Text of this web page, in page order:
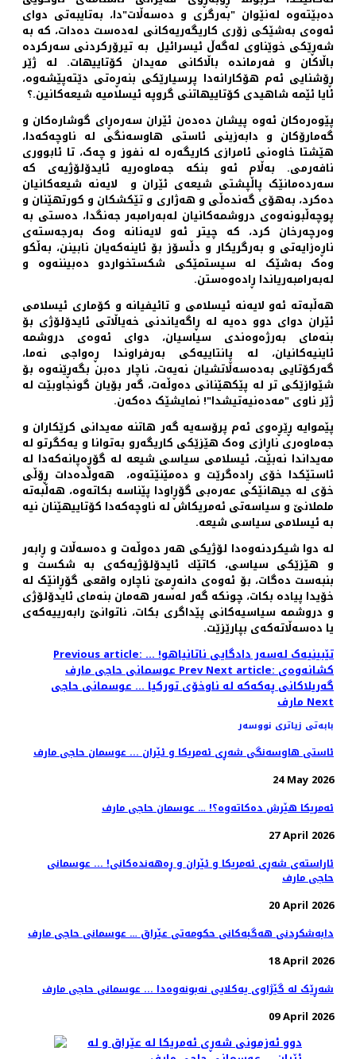
دەبێتەوە لەنێوان "بەرگری و دەسەڵات"دا، بەتایبەتی دوای
ئەوەی بەشێکی زۆری کاریگەریەکانی لەدەست دەدات، کە بە
شەڕێکی خوێناوی لەگەڵ ئیسرائیل بە تیرۆرکردنی سەرکردە
باڵاکان و فەرماندە باڵاکانی مەیدان کۆتاییهات. لە ژێر
ڕۆشنایی ئەم هۆکارانەدا پرسیارێکی بنەڕەتی دێتەپێشەوە،
ئایا ئێمە شاهیدی کۆتاییهاتنی گروپە ئیسلامیە شیعەکانین.؟
پێوەرەکان ئەوە پیشان دەدەن ئێران سەرەڕای گوشارەکان و
گەمارۆکان و دابەزینی ئاستی هاوسەنگی لە ناوچەکەدا،
هێشتا خاوەنی ئامرازی کاریگەرە لە نفوز و چەک، تا ئابووری
نافەرمی. بەڵام ئەو بنکە جەماوەریە ئایدۆلۆژیەی کە
سەردەمانێک پاڵپشتی شیعەی ئێران و لایەنە شیعەکانیان
دەکرد، بەهۆی گەندەڵی و هەژاری و تێکشکان و کورتهێنان و
پوچەڵبونەوەی دروشمەکانیان لەبەرامبەر جەنگدا، دەستی بە
وەرچەرخان کرد، کە چیتر ئەو لایەنانە وەک بەرجەستەی
ناڕەزایەتی و بەرگریکار و دڵسۆز بۆ ئاینەکەیان نابینن، بەڵکو
وەک بەشێک لە سیستمێکی شکستخواردو دەبیننەوە و
لەبەرامبەریاندا ڕادەوەستن.
هەڵبەتە ئەو لایەنە ئیسلامی و تائیفیانە و کۆماری ئیسلامی
ئێران دوای دوو دەیە لە ڕاگەیاندنی خەیاڵاتی ئایدۆلۆژی بۆ
بنەمای بەرژەوەندی سیاسیان، دوای ئەوەی دروشمە
ئاینیەکانیان، لە پانتاییەکی بەرفراوندا ڕەواجی نەما،
گەرکۆتایی بەدەسەڵاتشیان نەیەت، ناچار دەبن بگەڕێنەوە بۆ
شێوازێکی تر لە پێکهێنانی دەوڵەت، گەر بۆیان گونجاوبێت لە
ژێر ناوی "مەدەنیەتیشدا"! نمایشێک دەکەن.
پێموایە ڕێڕەوی ئەم پرۆسەیە گەر هاتنە مەیدانی کرێکاران و
جەماوەری ناڕازی وەک هێزێکی کاریگەرو بەتوانا و یەکگرتو لە
مەیداندا نەبێت، ئیسلامی سیاسی شیعە لە گۆڕەپانەکەدا لە
ئاستێکدا خۆی ڕادەگرێت و دەمێنێتەوە، هەوڵدەدات ڕۆڵی
خۆی لە جیهانێکی عەرەبی گۆڕاودا پێناسە بکاتەوە، هەڵبەتە
ململانێ و سیاسەتی ئەمریکاش لە ناوچەکەدا کۆتاییهێنان نیە
بە ئیسلامی سیاسی شیعە.
لە دوا شیکردنەوەدا لۆژیکی هەر دەوڵەت و دەسەڵات و ڕابەر
و هێزێکی سیاسی، کاتێك ئایدۆلۆژیەکەی بە شکست و
بنبەست دەگات، بۆ ئەوەی دانەڕمێ ناچارە واقعی گۆڕانێک لە
خۆیدا پیادە بکات، چونکە گەر لەسەر هەمان بنەمای ئایدۆلۆژی
و دروشمە سیاسیەکانی پێداگری بکات، ناتوانێ رابەرییەکەی
یا دەسەڵاتەکەی بپارێزێت.
Previous article: تێبینیەک لەسەر دادگایی ناتانیاهو! ...
عوسمانی حاجی مارفPrevNext article: کشانەوەی
گەریلاکانی پەکەکە لە ناوخۆی تورکیا ... عوسمانی حاجی
مارفNext
بابەتی زیاتری نووسەر
ئاستی هاوسەنگی شەڕی ئەمریکا و ئێران ... عوسمان حاجی مارف
24 May 2026
ئەمریکا هێرش دەکاتەوە؟! … عوسمان حاجی مارف
27 April 2026
ئاراستەی شەڕی ئەمریکا و ئێران و ڕەهەندەکانی! ... عوسمانی
حاجی مارف
20 April 2026
دابەشکردنی هەگبەکانی حکومەتی عێراق … عوسمانی حاجی مارف
18 April 2026
شەڕێک لە گێژاوی یەکلایی نەبونەوەدا ... عوسمانی حاجی مارف
09 April 2026